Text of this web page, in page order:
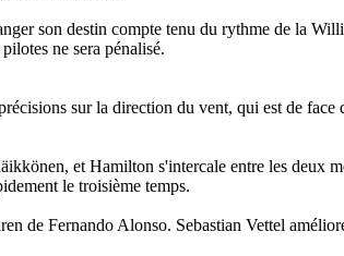
son destin compte tenu du rythme de la
ne sera pénalisé.
sur la direction du vent, qui est de face
et Hamilton s'intercale entre les deux
le troisième temps.
de Fernando Alonso. Sebastian Vettel